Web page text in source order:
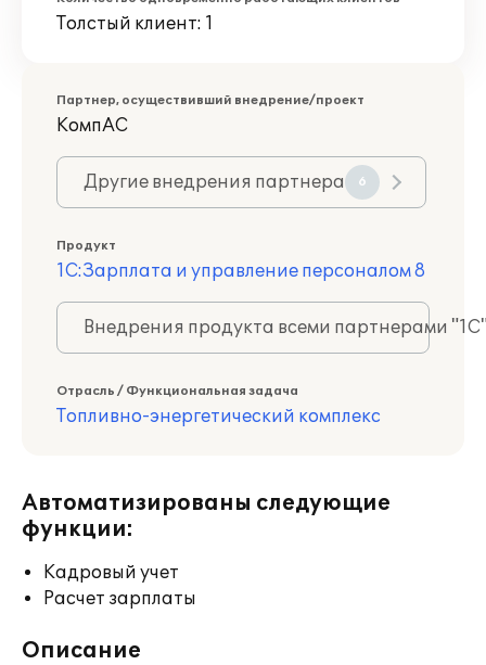
Толстый клиент: 1
Партнер, осуществивший внедрение/проект
КомпАС
Другие внедрения партнера 6
Продукт
1С:Зарплата и управление персоналом 8
Внедрения продукта всеми партнерами
Отрасль / Функциональная задача
Топливно-энергетический комплекс
Автоматизированы следующие
функции:
Кадровый учет
Расчет зарплаты
Описание